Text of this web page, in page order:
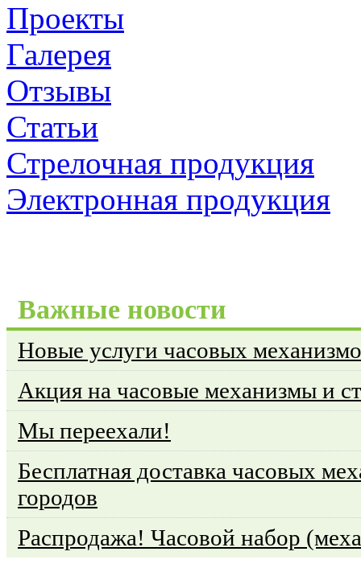
Проекты
Галерея
Отзывы
Статьи
Стрелочная продукция
Электронная продукция
Важные новости
Новые услуги часовых
Акция на часовые механизмы и
Мы переехали!
Бесплатная доставка часовых
городов
Распродажа! Часовой набор